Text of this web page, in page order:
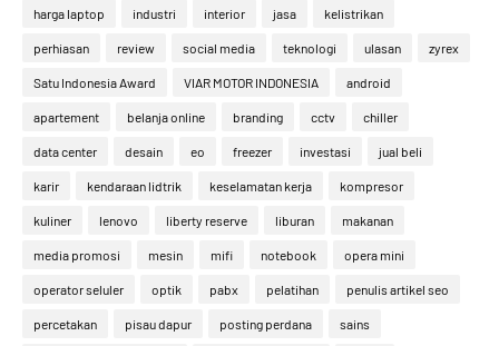
harga laptop industri interior jasa kelistrikan
perhiasan review social media teknologi ulasan zyrex
Satu Indonesia Award VIAR MOTOR INDONESIA android
apartement belanja online branding cctv chiller
data center desain eo freezer investasi jual beli
karir kendaraan lidtrik keselamatan kerja kompresor
kuliner lenovo liberty reserve liburan makanan
media promosi mesin mifi notebook opera mini
operator seluler optik pabx pelatihan penulis artikel seo
percetakan pisau dapur posting perdana sains